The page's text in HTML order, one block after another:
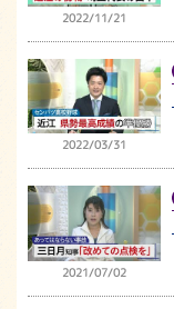
2022/11/21
2022/03/31
2021/07/02